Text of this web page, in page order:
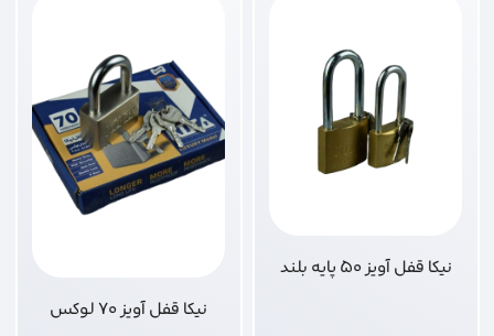
نیکا قفل آویز 50 پایه بلند
نیکا قفل آویز 70 لوکس